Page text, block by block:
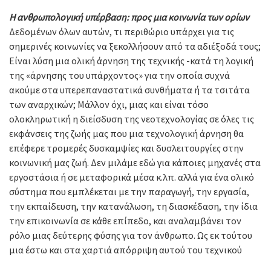
Η ανθρωπολογική υπέρβαση: προς μια κοινωνία των ορίων
Δεδομένων όλων αυτών, τι περιθώριο υπάρχει για τις
σημερινές κοινωνίες να ξεκολλήσουν από τα αδιέξοδά τους;
Είναι λύση μια ολική άρνηση της τεχνικής -κατά τη λογική
της «άρνησης του υπάρχοντος» για την οποία συχνά
ακούμε στα υπερεπαναστατικά συνθήματα ή τα τσιτάτα
των αναρχικών; Μάλλον όχι, μιας και είναι τόσο
ολοκληρωτική η διείσδυση της νεοτεχνολογίας σε όλες τις
εκφάνσεις της ζωής μας που μια τεχνολογική άρνηση θα
επέφερε τρομερές δυσκαμψίες και δυσλειτουργίες στην
κοινωνική μας ζωή. Δεν μιλάμε εδώ για κάποιες μηχανές στα
εργοστάσια ή σε μεταφορικά μέσα κ.λπ. αλλά για ένα ολικό
σύστημα που εμπλέκεται με την παραγωγή, την εργασία,
την εκπαίδευση, την κατανάλωση, τη διασκέδαση, την ίδια
την επικοινωνία σε κάθε επίπεδο, και αναλαμβάνει τον
ρόλο μιας δεύτερης φύσης για τον άνθρωπο. Ως εκ τούτου
μια έστω και στα χαρτιά απόρριψη αυτού του τεχνικού